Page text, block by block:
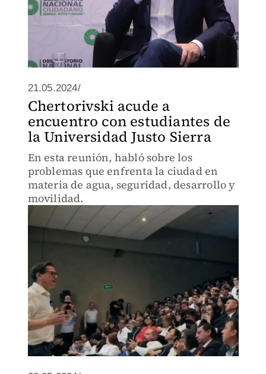
21.05.2024/
Chertorivski acude a
encuentro con estudiantes de
la Universidad Justo Sierra
En esta reunión, habló sobre los
problemas que enfrenta la ciudad en
materia de agua, seguridad, desarrollo y
movilidad.